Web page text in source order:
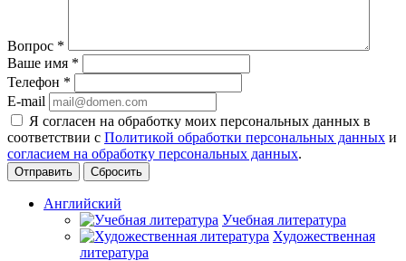
Вопрос *
Ваше имя *
Телефон *
E-mail
Я согласен на обработку моих персональных данных в
соответствии с Политикой обработки персональных данных и
согласием на обработку персональных данных.
Сбросить
Английский
Учебная литература
Художественная
литература